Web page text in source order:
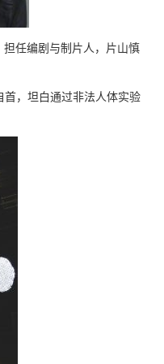
任编剧与制片人，片山慎
，坦白通过非法人体实验